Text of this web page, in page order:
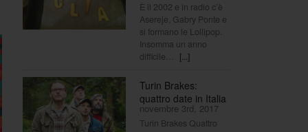
È il 2002 e in radio c’è
Asereje, Gabry Ponte e
si formano le Lollipop.
Insomma un anno
difficile… [...]
Turin Brakes:
quattro date in Italia
novembre 3rd, 2017
Turin Brakes Quattro